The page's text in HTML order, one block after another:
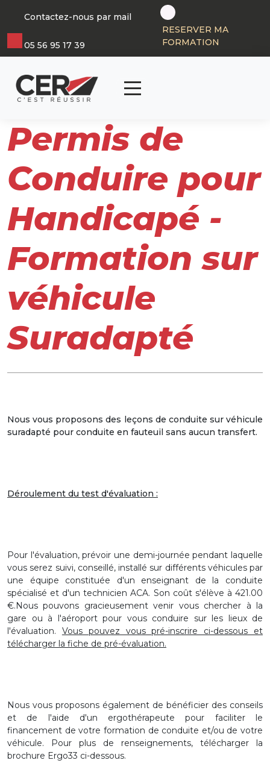
Contactez-nous par mail
05 56 95 17 39
RESERVER MA
FORMATION
Permis de
Conduire pour
Handicapé -
Formation sur
véhicule
Suradapté
Nous vous proposons des leçons de conduite sur véhicule
suradapté pour conduite en fauteuil sans aucun transfert.
Déroulement du test d'évaluation :
Pour l'évaluation, prévoir une demi-journée pendant laquelle
vous serez suivi, conseillé, installé sur différents véhicules par
une équipe constituée d'un enseignant de la conduite
spécialisé et d'un technicien ACA. Son coût s'élève à 421.00
€.Nous pouvons gracieusement venir vous chercher à la
gare ou à l'aéroport pour vous conduire sur les lieux de
l'évaluation. Vous pouvez vous pré-inscrire ci-dessous et
télécharger la fiche de pré-évaluation.
Nous vous proposons également de bénéficier des conseils
et de l'aide d'un ergothérapeute pour faciliter le
financement de votre formation de conduite et/ou de votre
véhicule. Pour plus de renseignements, télécharger la
brochure Ergo33 ci-dessous.